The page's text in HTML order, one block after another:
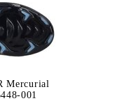
Mercurial
001